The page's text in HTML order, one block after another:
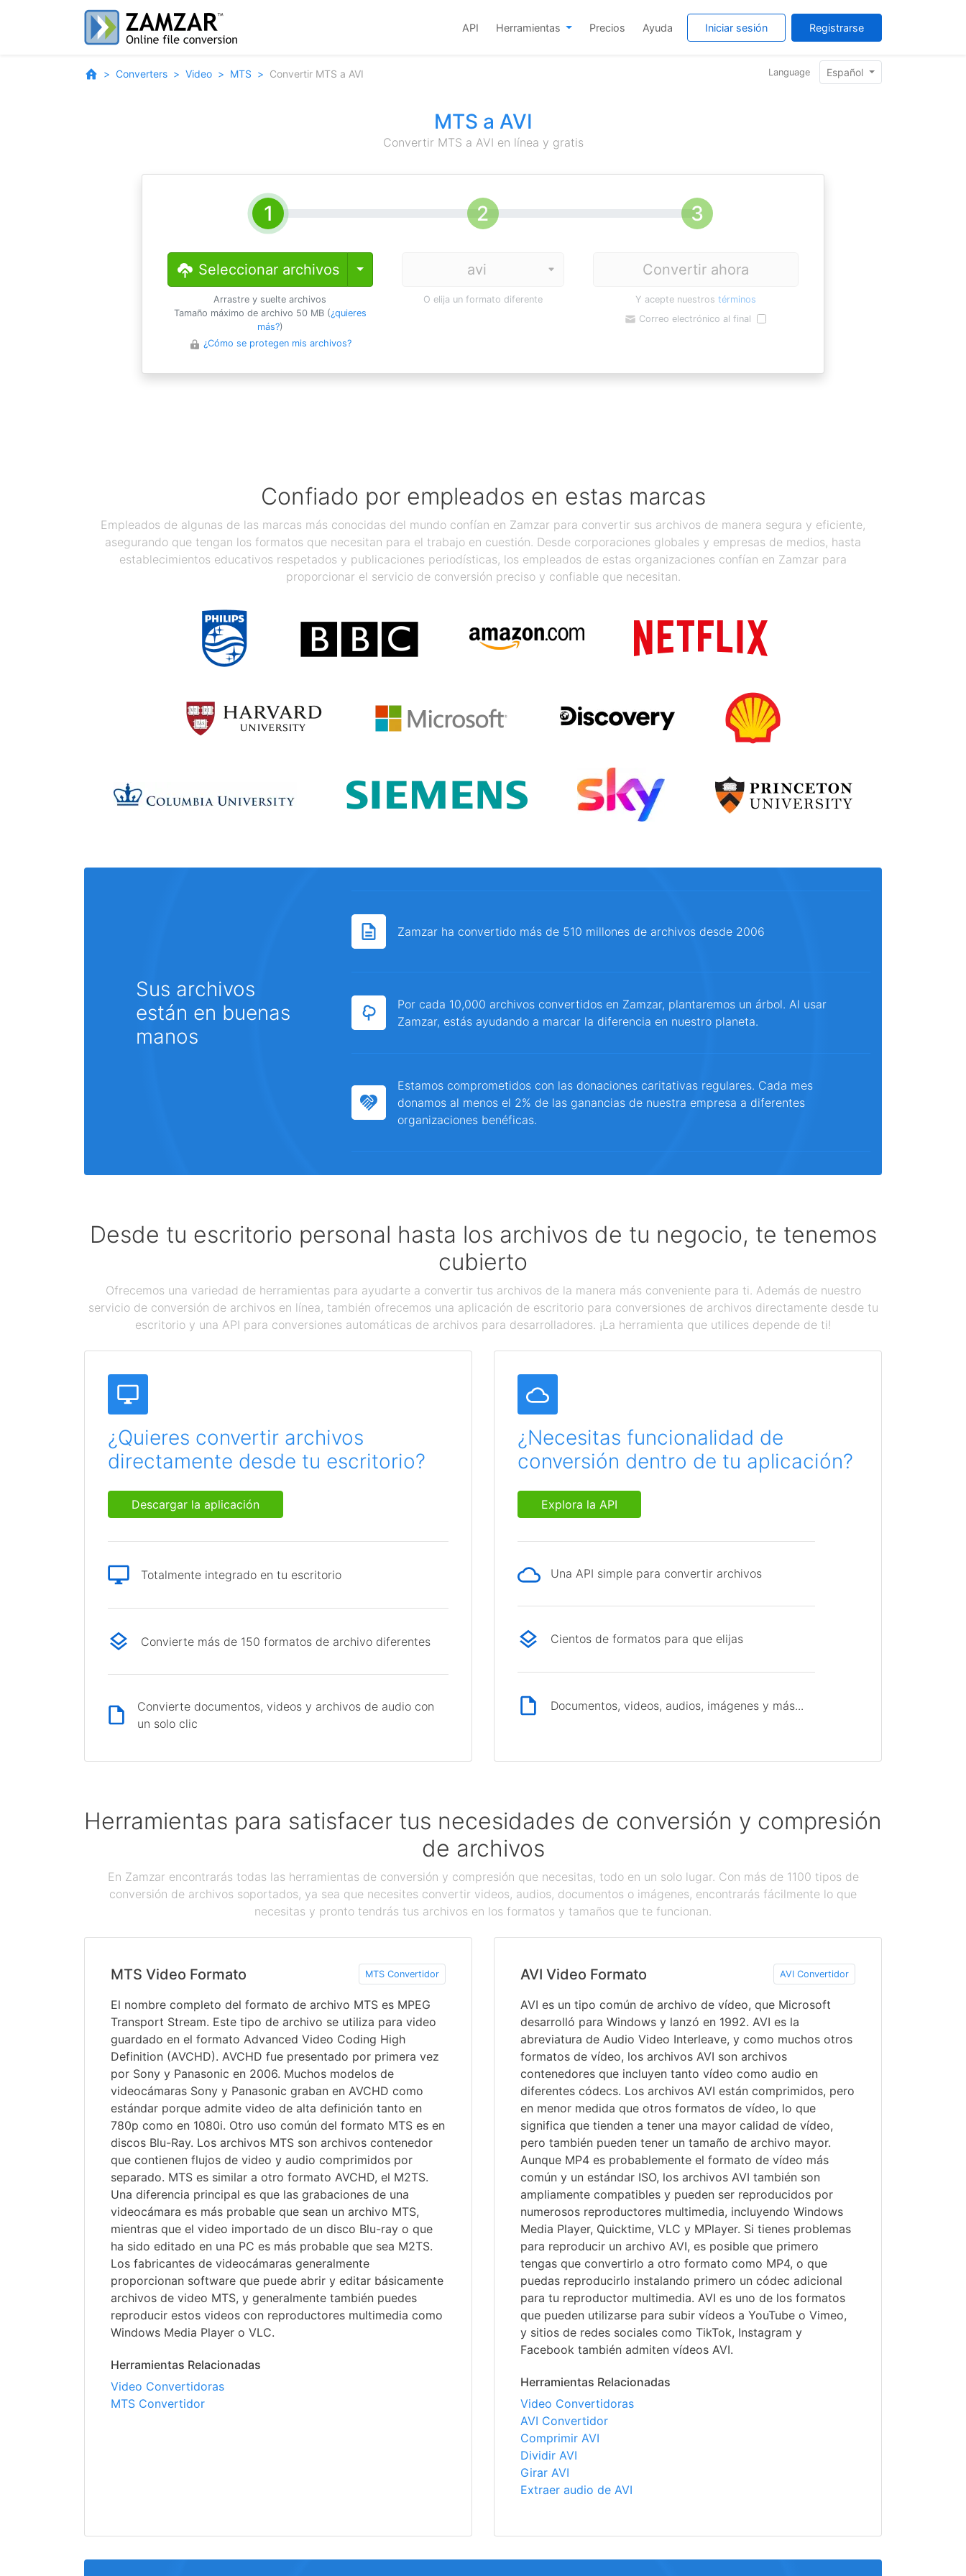
API Herramientas Precios Ayuda Iniciar sesión Registrarse
Converters Video MTS Convertir MTS a AVI Language Español
MTS a AVI
Convertir MTS a AVI en línea y gratis
Seleccionar archivos Toggle Dropdown
Arrastre y suelte archivos
Tamaño máximo de archivo 50 MB (¿quieres
más?)
¿Cómo se protegen mis archivos?
O elija un formato diferente
Convertir ahora
Y acepte nuestros términos
Correo electrónico al final
Confiado por empleados en estas marcas
Empleados de algunas de las marcas más conocidas del mundo confían en Zamzar para convertir sus archivos de manera segura y eficiente,
asegurando que tengan los formatos que necesitan para el trabajo en cuestión. Desde corporaciones globales y empresas de medios, hasta
establecimientos educativos respetados y publicaciones periodísticas, los empleados de estas organizaciones confían en Zamzar para
proporcionar el servicio de conversión preciso y confiable que necesitan.
Sus archivos
están en buenas
manos
Zamzar ha convertido más de 510 millones de archivos desde 2006
Por cada 10,000 archivos convertidos en Zamzar, plantaremos un árbol. Al usar
Zamzar, estás ayudando a marcar la diferencia en nuestro planeta.
Estamos comprometidos con las donaciones caritativas regulares. Cada mes
donamos al menos el 2% de las ganancias de nuestra empresa a diferentes
organizaciones benéficas.
Desde tu escritorio personal hasta los archivos de tu negocio, te tenemos
cubierto
Ofrecemos una variedad de herramientas para ayudarte a convertir tus archivos de la manera más conveniente para ti. Además de nuestro
servicio de conversión de archivos en línea, también ofrecemos una aplicación de escritorio para conversiones de archivos directamente desde tu
escritorio y una API para conversiones automáticas de archivos para desarrolladores. ¡La herramienta que utilices depende de ti!
¿Quieres convertir archivos
directamente desde tu escritorio?
Descargar la aplicación
Totalmente integrado en tu escritorio
Convierte más de 150 formatos de archivo diferentes
Convierte documentos, videos y archivos de audio con
un solo clic
¿Necesitas funcionalidad de
conversión dentro de tu aplicación?
Explora la API
Una API simple para convertir archivos
Cientos de formatos para que elijas
Documentos, videos, audios, imágenes y más...
Herramientas para satisfacer tus necesidades de conversión y compresión
de archivos
En Zamzar encontrarás todas las herramientas de conversión y compresión que necesitas, todo en un solo lugar. Con más de 1100 tipos de
conversión de archivos soportados, ya sea que necesites convertir videos, audios, documentos o imágenes, encontrarás fácilmente lo que
necesitas y pronto tendrás tus archivos en los formatos y tamaños que te funcionan.
MTS Video Formato MTS Convertidor
El nombre completo del formato de archivo MTS es MPEG
Transport Stream. Este tipo de archivo se utiliza para video
guardado en el formato Advanced Video Coding High
Definition (AVCHD). AVCHD fue presentado por primera vez
por Sony y Panasonic en 2006. Muchos modelos de
videocámaras Sony y Panasonic graban en AVCHD como
estándar porque admite video de alta definición tanto en
780p como en 1080i. Otro uso común del formato MTS es en
discos Blu-Ray. Los archivos MTS son archivos contenedor
que contienen flujos de video y audio comprimidos por
separado. MTS es similar a otro formato AVCHD, el M2TS.
Una diferencia principal es que las grabaciones de una
videocámara es más probable que sean un archivo MTS,
mientras que el video importado de un disco Blu-ray o que
ha sido editado en una PC es más probable que sea M2TS.
Los fabricantes de videocámaras generalmente
proporcionan software que puede abrir y editar básicamente
archivos de video MTS, y generalmente también puedes
reproducir estos videos con reproductores multimedia como
Windows Media Player o VLC.
Herramientas Relacionadas
Video Convertidoras
MTS Convertidor
AVI Video Formato AVI Convertidor
AVI es un tipo común de archivo de vídeo, que Microsoft
desarrolló para Windows y lanzó en 1992. AVI es la
abreviatura de Audio Video Interleave, y como muchos otros
formatos de vídeo, los archivos AVI son archivos
contenedores que incluyen tanto vídeo como audio en
diferentes códecs. Los archivos AVI están comprimidos, pero
en menor medida que otros formatos de vídeo, lo que
significa que tienden a tener una mayor calidad de vídeo,
pero también pueden tener un tamaño de archivo mayor.
Aunque MP4 es probablemente el formato de vídeo más
común y un estándar ISO, los archivos AVI también son
ampliamente compatibles y pueden ser reproducidos por
numerosos reproductores multimedia, incluyendo Windows
Media Player, Quicktime, VLC y MPlayer. Si tienes problemas
para reproducir un archivo AVI, es posible que primero
tengas que convertirlo a otro formato como MP4, o que
puedas reproducirlo instalando primero un códec adicional
para tu reproductor multimedia. AVI es uno de los formatos
que pueden utilizarse para subir vídeos a YouTube o Vimeo,
y sitios de redes sociales como TikTok, Instagram y
Facebook también admiten vídeos AVI.
Herramientas Relacionadas
Video Convertidoras
AVI Convertidor
Comprimir AVI
Dividir AVI
Girar AVI
Extraer audio de AVI